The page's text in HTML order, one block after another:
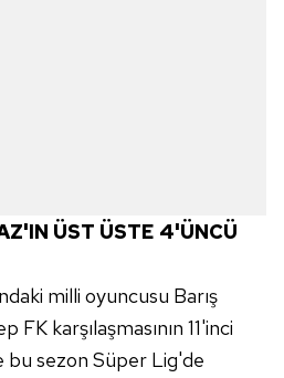
ÜST ÜSTE 4'ÜNCÜ
milli oyuncusu Barış
FK karşılaşmasının 11'inci
bu sezon Süper Lig'de